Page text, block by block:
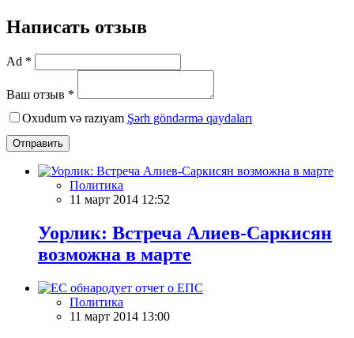
Написать отзыв
Ad *
Ваш отзыв *
Oxudum və razıyam Şərh göndərmə qaydaları
Отправить
Политика
11 март 2014 12:52
Уорлик: Встреча Алиев-Саркисян
возможна в марте
Политика
11 март 2014 13:00